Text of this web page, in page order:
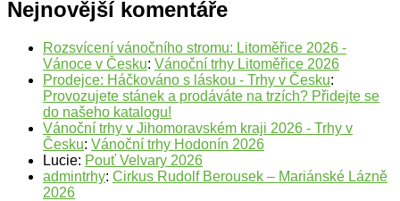
Nejnovější komentáře
Rozsvícení vánočního stromu: Litoměřice 2026 -
Vánoce v Česku: Vánoční trhy Litoměřice 2026
Prodejce: Háčkováno s láskou - Trhy v Česku:
Provozujete stánek a prodáváte na trzích? Přidejte se
do našeho katalogu!
Vánoční trhy v Jihomoravském kraji 2026 - Trhy v
Česku: Vánoční trhy Hodonín 2026
Lucie: Pouť Velvary 2026
admintrhy: Cirkus Rudolf Berousek – Mariánské Lázně
2026